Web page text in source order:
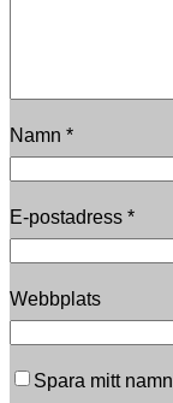
Namn *
E-postadress *
Webbplats
Spara mitt